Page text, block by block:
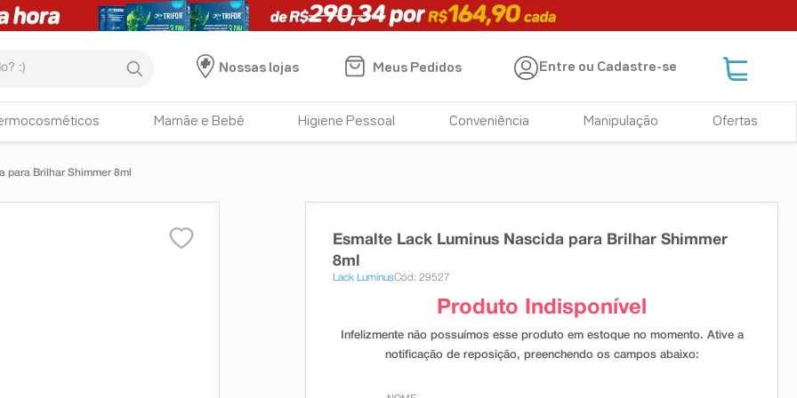
Nossas lojas
Meus Pedidos Entre ou Cadastre-se
Mamãe e Bebê Higiene Pessoal Conveniência Manipulação Ofertas
para Brilhar Shimmer 8ml
Esmalte Lack Luminus Nascida para Brilhar Shimmer
8ml
Lack LuminusCód: 29527